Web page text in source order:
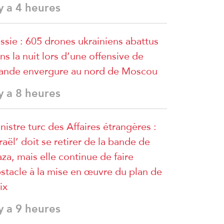
a 4 heures
: 605 drones ukrainiens abattus
la nuit lors d’une offensive de
envergure au nord de Moscou
a 8 heures
turc des Affaires étrangères :
doit se retirer de la bande de
mais elle continue de faire
à la mise en œuvre du plan de
a 9 heures